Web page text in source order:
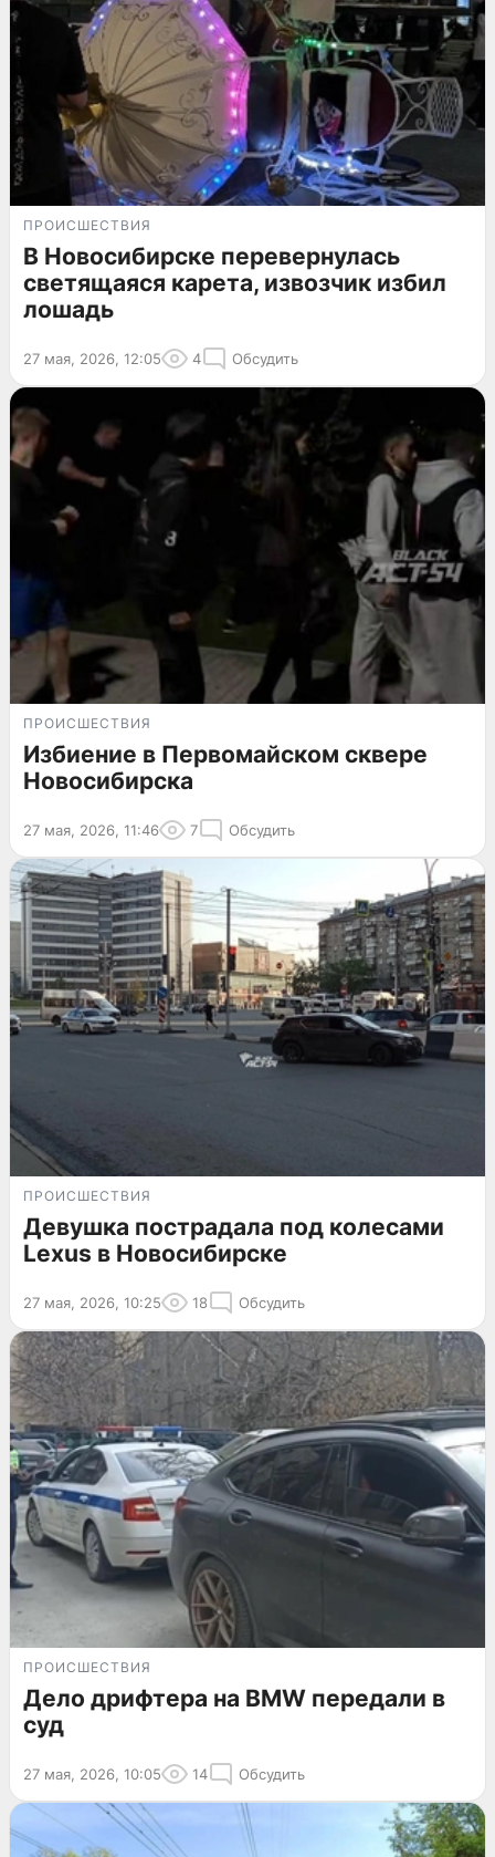
ПРОИСШЕСТВИЯ
В Новосибирске перевернулась
светящаяся карета, извозчик избил
лошадь
27 мая, 2026, 12:05 4 Обсудить
ПРОИСШЕСТВИЯ
Избиение в Первомайском сквере
Новосибирска
27 мая, 2026, 11:46 7 Обсудить
ПРОИСШЕСТВИЯ
Девушка пострадала под колесами
Lexus в Новосибирске
27 мая, 2026, 10:25 18 Обсудить
ПРОИСШЕСТВИЯ
Дело дрифтера на BMW передали в
суд
27 мая, 2026, 10:05 14 Обсудить